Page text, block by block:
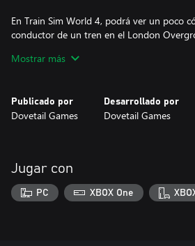
En Train Sim World 4, podrá ver un poco
conductor de un tren en el London
una docena de paradas originales).
Aventra lo está esperando!
El logotipo es una marca de Transport of
Mostrar más
Publicado por
Dovetail Games
Desarrollado por
Dovetail Games
Jugar con
PC XBOX One